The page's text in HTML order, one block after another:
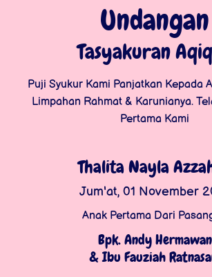
Undangan
Tasyakuran
Puji Syukur Kami Panjatkan Kepada
Limpahan Rahmat & Karunianya.
Pertama Kami
Thalita Nayla
Jum'at, 01 November
Anak Pertama Dari
Bpk. Andy Hermawan
& Ibu Fauziah